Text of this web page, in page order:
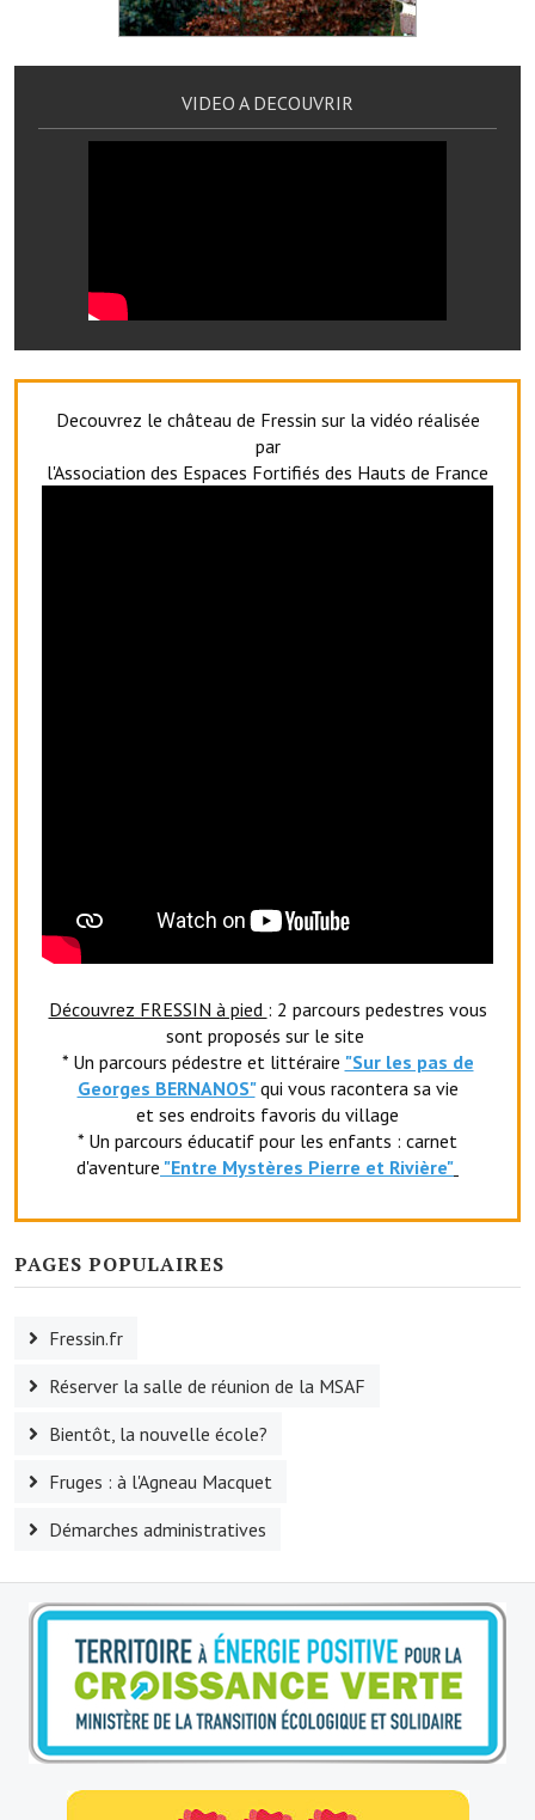
Eaux, assainissement
France Renov
Biens à louer
Terrains et maisons à vendre
Etablissements scolaires
Salle Georges Delépine
Maison des services et des associations fressinoises
VILLE ACTIVE
Village culturel
La société musicale de l'Avenir Fressinois
La troupe théâtrale de l'Avenir Fressinois
Les Amis du Patrimoine
L'association du château
L'association des anciens sapeurs-pompiers volontaires
Village sportif
L'US Crequy Fressin
La société de chasse
La société de pêche
VIDEO A DECOUVRIR
Decouvrez le château de Fressin sur la vidéo réalisée
par
l'Association des Espaces Fortifiés des Hauts de France
Découvrez FRESSIN à pied : 2 parcours pedestres vous
sont proposés sur le site
* Un parcours pédestre et littéraire "Sur les pas de
Georges BERNANOS" qui vous racontera sa vie
et ses endroits favoris du village
* Un parcours éducatif pour les enfants : carnet
d'aventure "Entre Mystères Pierre et Rivière"
PAGES POPULAIRES
Fressin.fr
Réserver la salle de réunion de la MSAF
Bientôt, la nouvelle école?
Fruges : à l'Agneau Macquet
Démarches administratives